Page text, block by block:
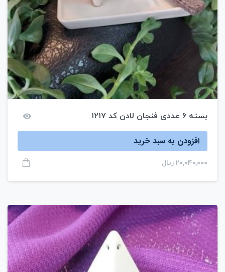
بسته ۶ عددی فنجان لادن کد ۱۲۱۷
افزودن به سبد خرید
۲۰,۰۴۰,۰۰۰ ریال